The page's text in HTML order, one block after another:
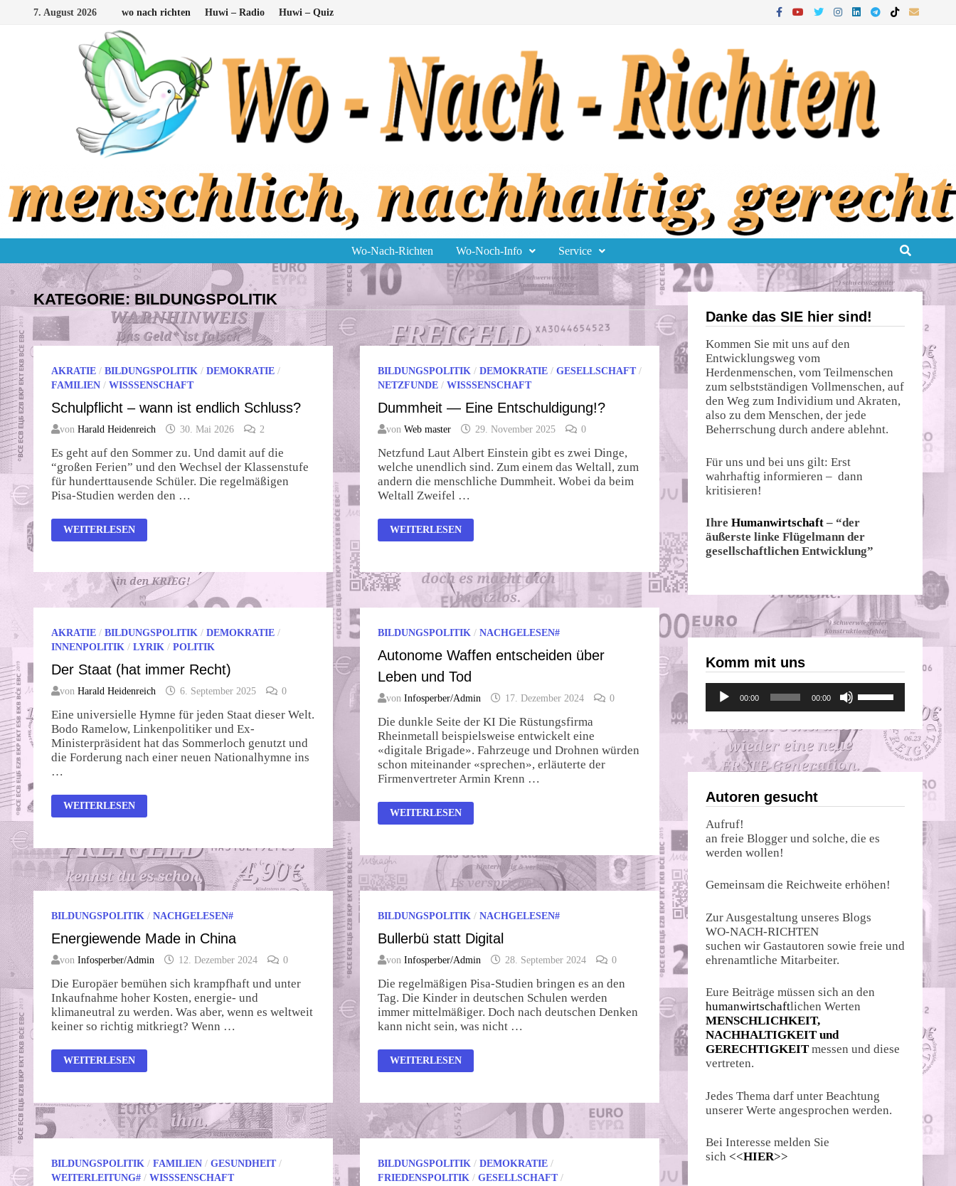
7. August 2026 wo nach richten Huwi – Radio Huwi – Quiz
Wo-Nach-Richten Wo-Noch-Info Service
KATEGORIE:BILDUNGSPOLITIK
AKRATIE / BILDUNGSPOLITIK / DEMOKRATIE /
FAMILIEN / WISSSENSCHAFT
Schulpflicht – wann ist endlich Schluss?
von Harald Heidenreich 30. Mai 2026 2
Es geht auf den Sommer zu. Und damit auf die
“großen Ferien” und den Wechsel der Klassenstufe
für hunderttausende Schüler. Die regelmäßigen
Pisa-Studien werden den …
SCHULPFLICHT
–
SCHLUSS?
WEITERLESEN
BILDUNGSPOLITIK/ DEMOKRATIE/ GESELLSCHAFT/
NETZFUNDE/ WISSSENSCHAFT
Dummheit — Eine Entschuldigung!?
von Web master 29. November 2025 0
Netzfund Laut Albert Einstein gibt es zwei Dinge,
welche unendlich sind. Zum einem das Weltall, zum
andern die menschliche Dummheit. Wobei da beim
Weltall Zweifel …
DUMMHEIT
—
WEITERLESEN
AKRATIE / BILDUNGSPOLITIK / DEMOKRATIE /
INNENPOLITIK / LYRIK / POLITIK
Der Staat (hat immer Recht)
von Harald Heidenreich 6. September 2025 0
Eine universielle Hymne für jeden Staat dieser Welt.
Bodo Ramelow, Linkenpolitiker und Ex-
Ministerpräsident hat das Sommerloch genutzt und
die Forderung nach einer neuen Nationalhymne ins
…
DER
STAAT
WEITERLESEN
BILDUNGSPOLITIK/ NACHGELESEN#
Autonome Waffen entscheiden über
Leben und Tod
von Infosperber/Admin 17. Dezember 2024 0
Die dunkle Seite der KI Die Rüstungsfirma
Rheinmetall beispielsweise entwickelt eine
«digitale Brigade». Fahrzeuge und Drohnen würden
schon miteinander «sprechen», erläuterte der
Firmenvertreter Armin Krenn …
AUTONOME
WAFFEN
UND
WEITERLESEN
BILDUNGSPOLITIK / NACHGELESEN#
Energiewende Made in China
von Infosperber/Admin 12. Dezember 2024 0
Die Europäer bemühen sich krampfhaft und unter
Inkaufnahme hoher Kosten, energie- und
klimaneutral zu werden. Was aber, wenn es weltweit
keiner so richtig mitkriegt? Wenn …
ENERGIEWENDE
MADE
WEITERLESEN
BILDUNGSPOLITIK/ NACHGELESEN#
Bullerbü statt Digital
von Infosperber/Admin 28. September 2024 0
Die regelmäßigen Pisa-Studien bringen es an den
Tag. Die Kinder in deutschen Schulen werden
immer mittelmäßiger. Doch nach deutschen Denken
kann nicht sein, was nicht …
BULLERBÜ
STATT
WEITERLESEN
BILDUNGSPOLITIK / FAMILIEN / GESUNDHEIT/
WEITERLEITUNG# / WISSSENSCHAFT
BILDUNGSPOLITIK/ DEMOKRATIE/
FRIEDENSPOLITIK/ GESELLSCHAFT/
Danke das SIE hier sind!
Kommen Sie mit uns auf den
Entwicklungsweg vom
Herdenmenschen, vom Teilmenschen
zum selbstständigen Vollmenschen, auf
den Weg zum Individium und Akraten,
also zu dem Menschen, der jede
Beherrschung durch andere ablehnt.
Für uns und bei uns gilt: Erst
wahrhaftig informieren – dann
kritisieren!
Ihre Humanwirtschaft – “der
äußerste linke Flügelmann der
gesellschaftlichen Entwicklung”
Komm mit uns
Audio-
Player
00:00 00:00
Hoch/Runter
um
Lautstärke
zu
Autoren gesucht
Aufruf!
an freie Blogger und solche, die es
werden wollen!
Gemeinsam die Reichweite erhöhen!
Zur Ausgestaltung unseres Blogs
WO-NACH-RICHTEN
suchen wir Gastautoren sowie freie und
ehrenamtliche Mitarbeiter.
Eure Beiträge müssen sich an den
humanwirtschaftlichen Werten
MENSCHLICHKEIT,
NACHHALTIGKEIT und
GERECHTIGKEIT messen und diese
vertreten.
Jedes Thema darf unter Beachtung
unserer Werte angesprochen werden.
Bei Interesse melden Sie
sich <<HIER>>